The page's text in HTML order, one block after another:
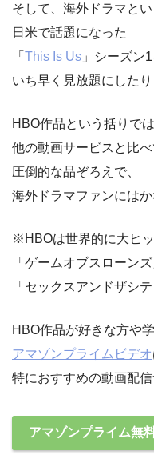
そして、海外ドラマとい
日米で話題になった
「 This Is Us 」シーズン
いち早く見放題にした
HBO作品という括りでは
他の動画サービスと比べ
圧倒的な品ぞろえで、
海外ドラマファンにはか
※HBOは世界的に大ヒ
「ゲームオブスローン
「セックスアンドザシ
HBO作品が好きな方や
アマゾンプライムビデオ
特におすすめの動画配信
アマゾンプライム無